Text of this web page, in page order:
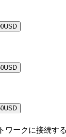
USD
USD
USD
ワークに接続す